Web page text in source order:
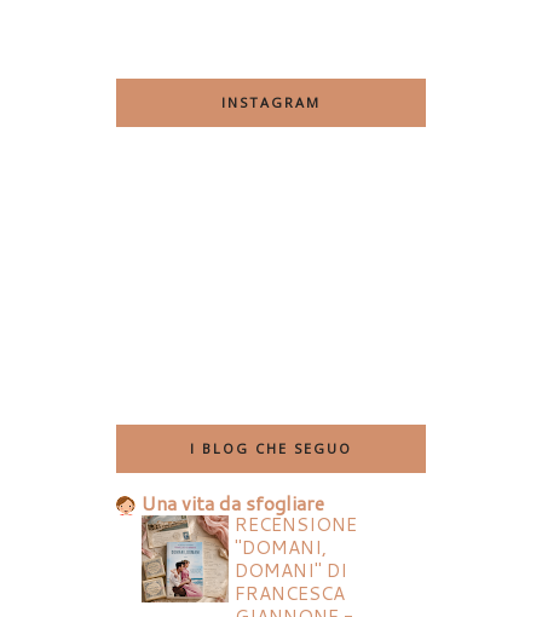
INSTAGRAM
I BLOG CHE SEGUO
Una vita da sfogliare
RECENSIONE
"DOMANI,
DOMANI" DI
FRANCESCA